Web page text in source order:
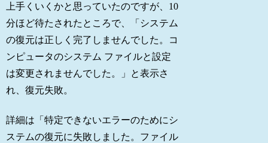
上手くいくかと思っていたのですが、10
分ほど待たされたところで、「システム
の復元は正しく完了しませんでした。コ
ンピュータのシステム ファイルと設定
は変更されませんでした。」と表示さ
れ、復元失敗。
詳細は「特定できないエラーのためにシ
ステムの復元に失敗しました。ファイル